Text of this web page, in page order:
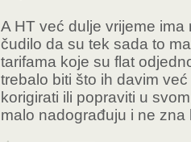
A HT već dulje vrijeme
čudilo da su tek sada to
tarifama koje su flat
trebalo biti što ih davim
korigirati ili popraviti u
malo nadograđuju i ne zna